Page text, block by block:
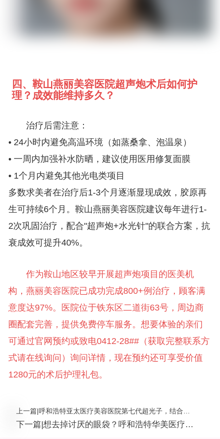
四、鞍山燕丽美容医院超声炮术后如何护
理？成效能维持多久？
治疗后需注意：
• 24小时内避免高温环境（如蒸桑拿、泡温泉）
• 一周内加强补水防晒，建议使用医用修复面膜
• 1个月内避免其他光电类项目
多数求美者在治疗后1-3个月逐渐显现成效，胶原再
生可持续6个月。鞍山燕丽美容医院建议每年进行1-
2次巩固治疗，配合"超声炮+水光针"的联合方案，抗
衰成效可提升40%。
作为鞍山地区较早开展超声炮项目的医美机
构，燕丽美容医院已成功完成800+例治疗，顾客满
意度达97%。医院位于铁东区二道街63号，周边商
圈配套完善，提供免费停车服务。想要体验的亲们
可通过官网预约或致电0412-28##（获取完整联系方
式请在线询问）询问详情，现在预约还可享受价值
1280元的术后护理礼包。
上一篇|呼和浩特亚太医疗美容医院第七代超光子，结合多
项优势，打造专属你的美！
下一篇 |想去掉讨厌的眼袋？呼和浩特华美医疗美